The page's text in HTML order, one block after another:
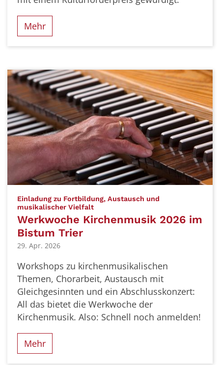
Mehr
Einladung zu Fortbildung, Austausch und
musikalischer Vielfalt:
Werkwoche Kirchenmusik 2026 im
Bistum Trier
29. Apr. 2026
Workshops zu kirchenmusikalischen
Themen, Chorarbeit, Austausch mit
Gleichgesinnten und ein Abschlusskonzert:
All das bietet die Werkwoche der
Kirchenmusik. Also: Schnell noch anmelden!
Mehr